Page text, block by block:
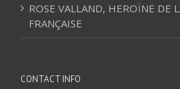
ROSE VALLAND, HEROÏNE DE
FRANÇAISE
CONTACT INFO